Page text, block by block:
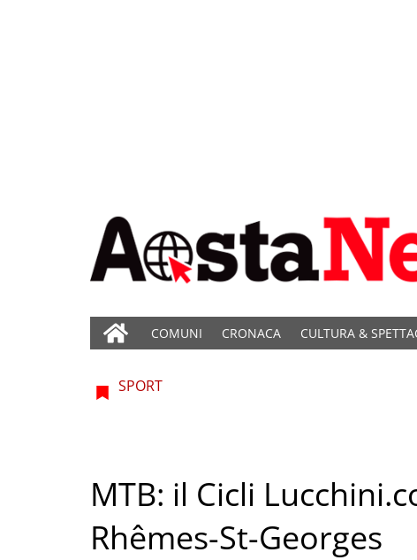
COMUNI CRONACA CULTURA &
SPORT
MTB: il Cicli
Rhêmes-St-Georges